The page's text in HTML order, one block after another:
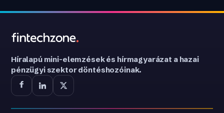
Híralapú mini-elemzések és hírmagyarázat a hazai
pénzügyi szektor döntéshozóinak.